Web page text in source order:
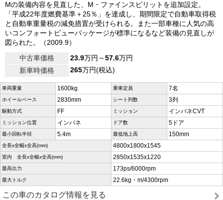
Mの装備内容を見直した、M・ファインスピリットを追加設定。
「平成22年度燃費基準＋25％」を達成し、期間限定で自動車取得税
と自動車重量税の減免措置が受けられる。また一部車種に人気の高
いコンフォートビューパッケージが標準になるなど装備の見直しが
図られた。（2009.9）
中古車価格
23.9万円～57.6万円
新車時価格
265万円(税込)
車両重量 1600kg 乗車定員 7名
ホイールベース 2830mm シート列数 3列
駆動方式 FF ミッション インパネCVT
ミッション位置 インパネ ドア数 5ドア
最小回転半径 5.4m 最低地上高 150mm
全長x全幅x全高(mm) 4800x1800x1545
室内 全長x全幅x全高(mm) 2850x1535x1220
最高出力 173ps/6000rpm
最大トルク 22.6kg・m/4300rpm
この車のカタログ情報を見る